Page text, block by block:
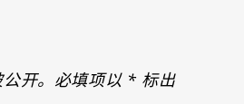
开。必填项以 *标出